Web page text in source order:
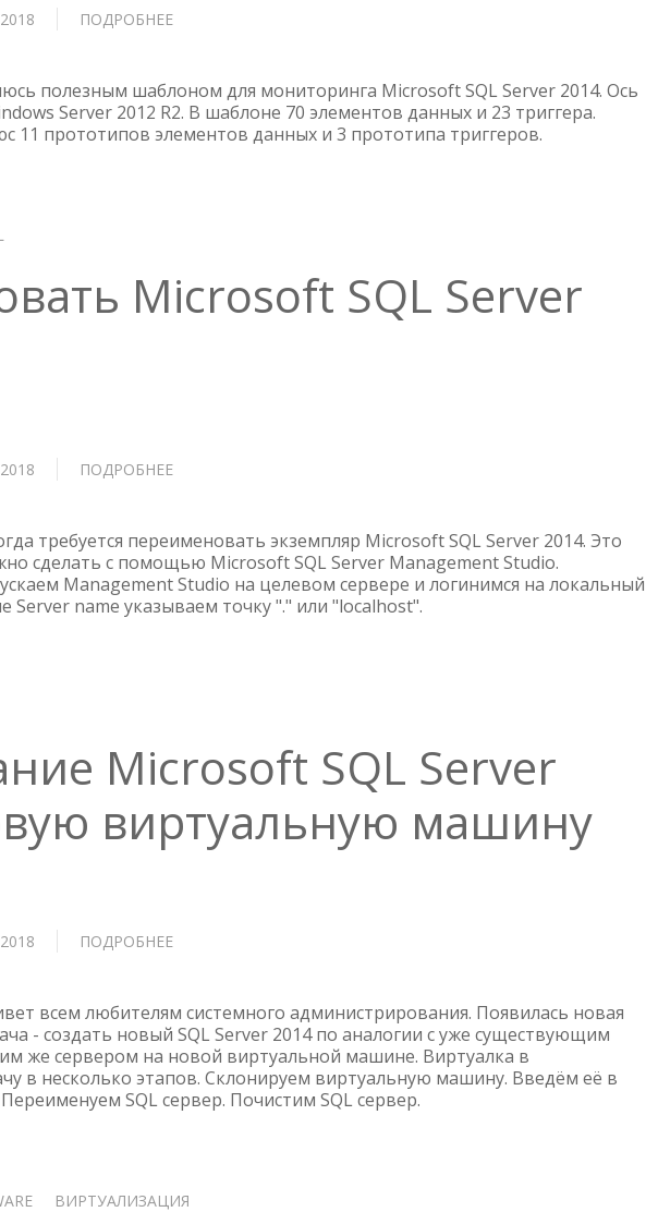
ПОДРОБНЕЕ
ДЛЯ
МОНИТОРИНГА
MICROSOFT
полезным шаблоном для мониторинга Microsoft SQL Server 2014. Ось
Server 2012 R2. В шаблоне 70 элементов данных и 23 триггера.
11 прототипов элементов данных и 3 прототипа триггеров.
Microsoft SQL Server
ПОДРОБНЕЕ
SQL
SERVER
2014
требуется переименовать экземпляр Microsoft SQL Server 2014. Это
сделать с помощью Microsoft SQL Server Management Studio.
Management Studio на целевом сервере и логинимся на локальный
Server name указываем точку "." или "localhost".
Microsoft SQL Server
виртуальную машину
ПОДРОБНЕЕ
SQL
SERVER
2014
НА
НОВУЮ
всем любителям системного администрирования. Появилась новая
- создать новый SQL Server 2014 по аналогии с уже существующим
же сервером на новой виртуальной машине. Виртуалка в
в несколько этапов. Склонируем виртуальную машину. Введём её в
SQL сервер. Почистим SQL сервер.
ВИРТУАЛИЗАЦИЯ